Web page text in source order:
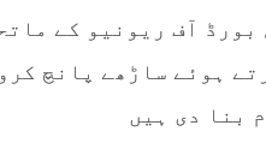
بورڈ آف ریونیو کے
ہوئے ساڑھے پانچ
بنا دی ہیں